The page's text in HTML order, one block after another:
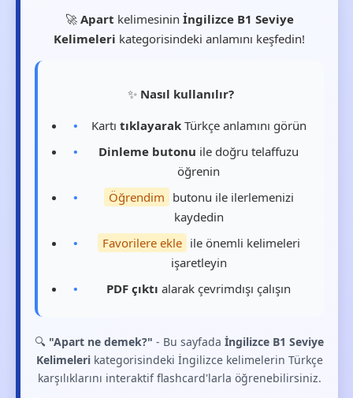
🚀 Apart kelimesinin İngilizce B1 Seviye
Kelimeleri kategorisindeki anlamını keşfedin!
✨ Nasıl kullanılır?
Kartı tıklayarakTürkçe anlamını görün
Dinleme butonu ile doğru telaffuzu
öğrenin
Öğrendim butonu ile ilerlemenizi
kaydedin
Favorilere ekle ile önemli kelimeleri
işaretleyin
PDF çıktı alarak çevrimdışı çalışın
🔍 "Apart ne demek?" - Bu sayfadaİngilizce B1 Seviye
Kelimelerikategorisindeki İngilizce kelimelerin Türkçe
karşılıklarını interaktif flashcard'larla öğrenebilirsiniz.